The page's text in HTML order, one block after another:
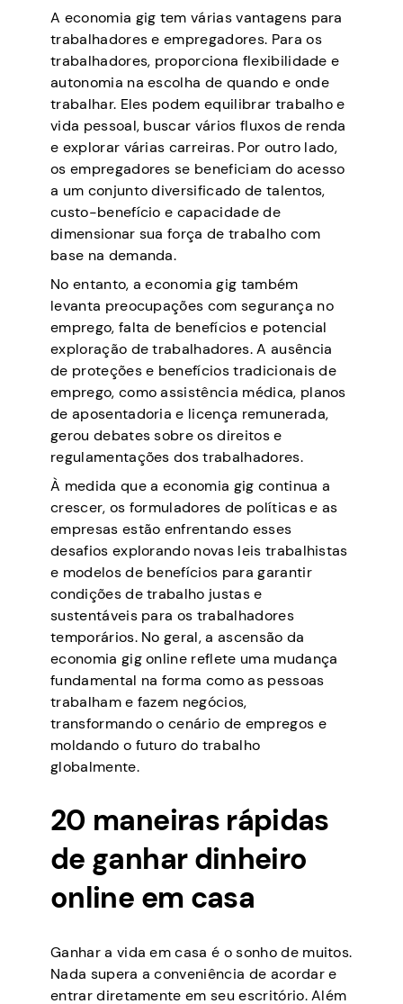
A economia gig tem várias vantagens para
trabalhadores e empregadores. Para os
trabalhadores, proporciona flexibilidade e
autonomia na escolha de quando e onde
trabalhar. Eles podem equilibrar trabalho e
vida pessoal, buscar vários fluxos de renda
e explorar várias carreiras. Por outro lado,
os empregadores se beneficiam do acesso
a um conjunto diversificado de talentos,
custo-benefício e capacidade de
dimensionar sua força de trabalho com
base na demanda.
No entanto, a economia gig também
levanta preocupações com segurança no
emprego, falta de benefícios e potencial
exploração de trabalhadores. A ausência
de proteções e benefícios tradicionais de
emprego, como assistência médica, planos
de aposentadoria e licença remunerada,
gerou debates sobre os direitos e
regulamentações dos trabalhadores.
À medida que a economia gig continua a
crescer, os formuladores de políticas e as
empresas estão enfrentando esses
desafios explorando novas leis trabalhistas
e modelos de benefícios para garantir
condições de trabalho justas e
sustentáveis para os trabalhadores
temporários. No geral, a ascensão da
economia gig online reflete uma mudança
fundamental na forma como as pessoas
trabalham e fazem negócios,
transformando o cenário de empregos e
moldando o futuro do trabalho
globalmente.
20 maneiras rápidas
de ganhar dinheiro
online em casa
Ganhar a vida em casa é o sonho de muitos.
Nada supera a conveniência de acordar e
entrar diretamente em seu escritório. Além